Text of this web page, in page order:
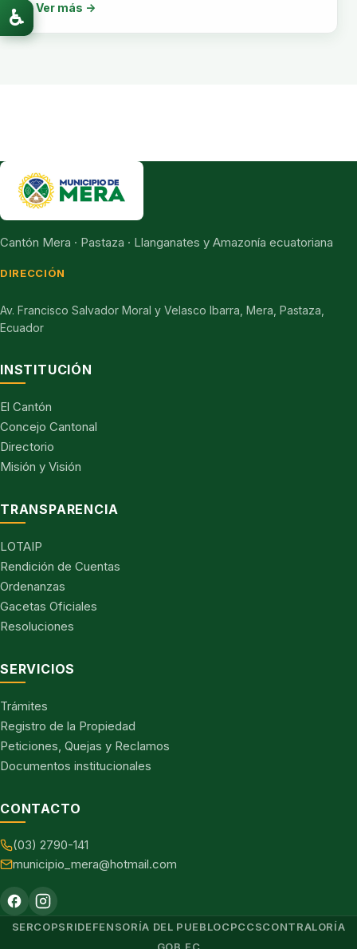
Ver más →
Cantón Mera · Pastaza · Llanganates y Amazonía ecuatoriana
DIRECCIÓN
Av. Francisco Salvador Moral y Velasco Ibarra, Mera, Pastaza,
Ecuador
INSTITUCIÓN
El Cantón
Concejo Cantonal
Directorio
Misión y Visión
TRANSPARENCIA
LOTAIP
Rendición de Cuentas
Ordenanzas
Gacetas Oficiales
Resoluciones
SERVICIOS
Trámites
Registro de la Propiedad
Peticiones, Quejas y Reclamos
Documentos institucionales
CONTACTO
(03) 2790-141
municipio_mera@hotmail.com
SERCOPSRIDEFENSORÍA DEL PUEBLOCPCCSCONTRALORÍA
♿